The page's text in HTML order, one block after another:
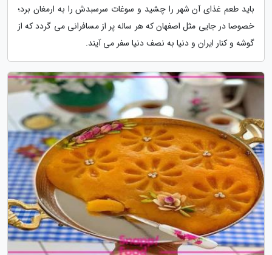
باید طعم غذای آن شهر را چشید و سوغات سرسبدش را به ارمغان برد؛
خصوصا در جایی مثل اصفهان که هر ساله پر از مسافرانی می گردد که از
گوشه و کنار ایران و دنیا به نصف دنیا سفر می آیند.